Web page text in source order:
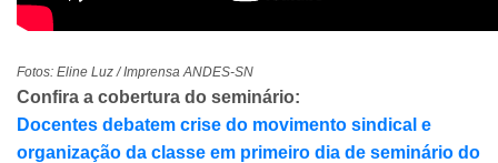
Fotos: Eline Luz / Imprensa ANDES-SN
Confira a cobertura do seminário:
Docentes debatem crise do movimento sindical e
organização da classe em primeiro dia de seminário do